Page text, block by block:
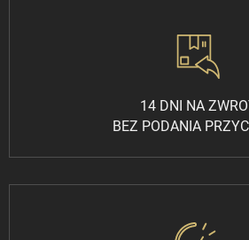
14 DNI NA
BEZ PODANIA